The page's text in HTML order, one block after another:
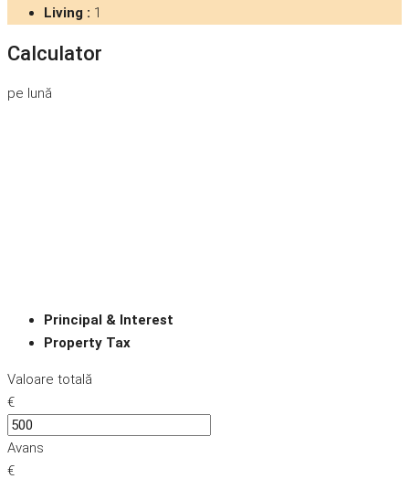
Living : 1
Calculator
pe lună
Principal & Interest
Property Tax
Valoare totală
€
Avans
€